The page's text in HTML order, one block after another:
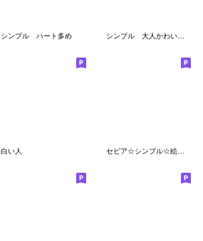
シンプル ハート多め シンプル 大人かわいいパステル絵文字
白い人 セピア☆シンプル☆絵文字